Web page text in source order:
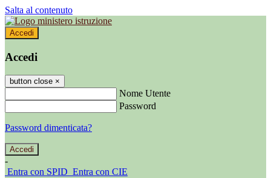
Salta al contenuto
Accedi
Accedi
button close ×
Nome Utente
Password
Password dimenticata?
-
Entra con SPID Entra con CIE